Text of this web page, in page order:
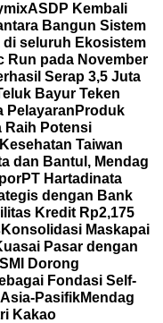
ASDP Kembali
Bangun Sistem
di seluruh Ekosistem
Run pada November
Serap 3,5 Juta
Bayur Teken
Pelayaran Produk
Raih Potensi
Taiwan
dan Bantul, Mendag
PT Hartadinata
dengan Bank
Kredit Rp2,175
Konsolidasi Maskapai
Pasar dengan
Dorong
Fondasi Self-
PasifikMendag
Kakao